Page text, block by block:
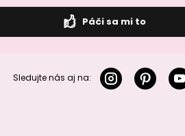
Páči sa mi to
Sledujte nás aj na: